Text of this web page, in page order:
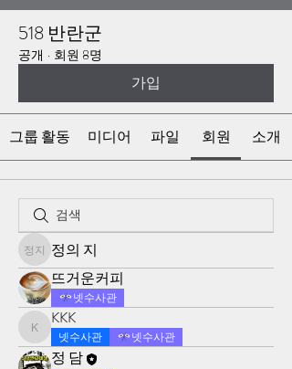
518 반란군
공개 · 회원 8명
가입
그룹 활동 미디어 파일 회원 소개
정의 지정의 지
뜨거운커피
넷수사관
KKK
KKK
넷수사관 넷수사관
정 담